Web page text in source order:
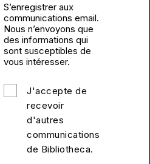
S’enregistrer aux
communications email.
Nous n’envoyons que
des informations qui
sont susceptibles de
vous intéresser.
J'accepte de
recevoir
d'autres
communications
de Bibliotheca.